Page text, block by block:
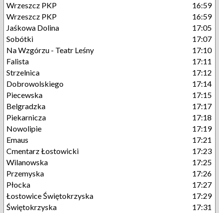
Wrzeszcz PKP
16:59
Wrzeszcz PKP
16:59
Jaśkowa Dolina
17:05
Sobótki
17:07
Na Wzgórzu - Teatr Leśny
17:10
Falista
17:11
Strzelnica
17:12
Dobrowolskiego
17:14
Piecewska
17:15
Belgradzka
17:17
Piekarnicza
17:18
Nowolipie
17:19
Emaus
17:21
Cmentarz Łostowicki
17:23
Wilanowska
17:25
Przemyska
17:26
Płocka
17:27
Łostowice Świętokrzyska
17:29
Świętokrzyska
17:31